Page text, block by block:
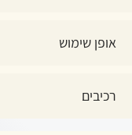
אופן שימוש
רכיבים